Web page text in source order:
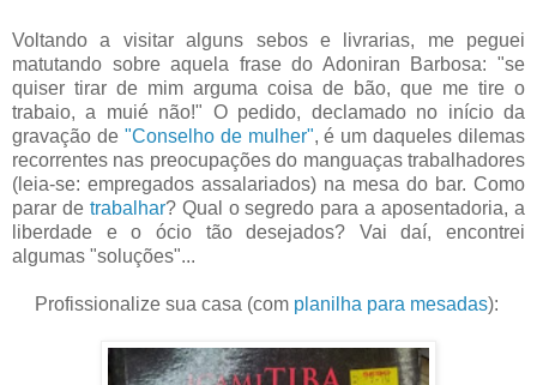
Voltando a visitar alguns sebos e livrarias, me peguei
matutando sobre aquela frase do Adoniran Barbosa: "se
quiser tirar de mim arguma coisa de bão, que me tire o
trabaio, a muié não!" O pedido, declamado no início da
gravação de "Conselho de mulher", é um daqueles dilemas
recorrentes nas preocupações do manguaças trabalhadores
(leia-se: empregados assalariados) na mesa do bar. Como
parar de trabalhar? Qual o segredo para a aposentadoria, a
liberdade e o ócio tão desejados? Vai daí, encontrei
algumas "soluções"...
Profissionalize sua casa (com planilha para mesadas):